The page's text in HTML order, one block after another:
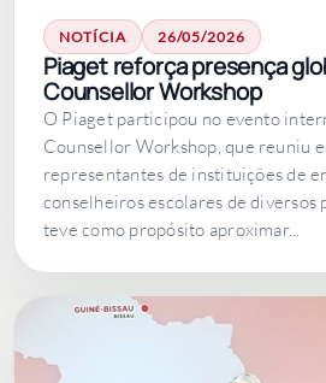
NOTÍCIA 26/05/2026
Piaget reforça presença
Counsellor Workshop
O Piaget participou no evento
Counsellor Workshop, que reuniu
representantes de instituições de
conselheiros escolares de diversos
teve como propósito aproximar...